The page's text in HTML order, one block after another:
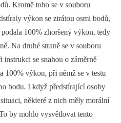
Kromě toho se v souboru
výkon se ztrátou osmi bodů,
100% zhoršený výkon, tedy
Na druhé straně se v souboru
se snahou o záměrně
100% výkon, při němž se v testu
bodu. I když předstírající osoby
ně­kte­ré z nich měly morální
by mohlo vysvětlovat tento